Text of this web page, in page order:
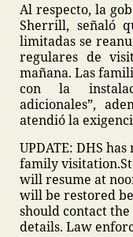
Al respecto, la
Sherrill, señaló
limitadas se
regulares de
mañana. Las
con la
adicionales”,
atendió la
UPDATE: DHS
family visitation.
will resume at
will be restored
should contact
details. Law